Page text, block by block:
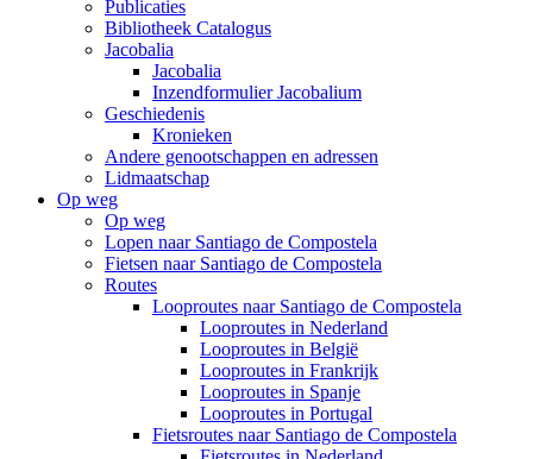
Publicaties
Bibliotheek Catalogus
Jacobalia
Jacobalia
Inzendformulier Jacobalium
Geschiedenis
Kronieken
Andere genootschappen en adressen
Lidmaatschap
Op weg
Op weg
Lopen naar Santiago de Compostela
Fietsen naar Santiago de Compostela
Routes
Looproutes naar Santiago de Compostela
Looproutes in Nederland
Looproutes in België
Looproutes in Frankrijk
Looproutes in Spanje
Looproutes in Portugal
Fietsroutes naar Santiago de Compostela